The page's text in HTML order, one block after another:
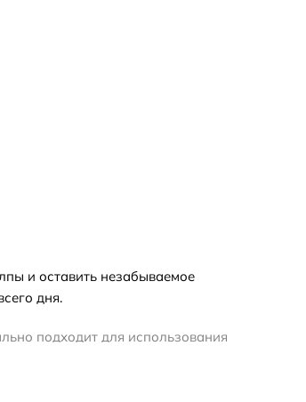
и оставить незабываемое
дня.
подходит для использования